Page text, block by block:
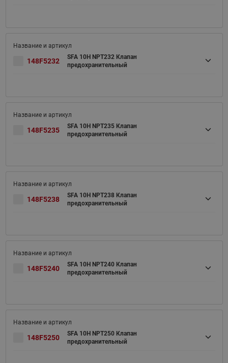
148F5232
SFA 10H NPT232 Клапан
предохранительный
148F5235
SFA 10H NPT235 Клапан
предохранительный
148F5238
SFA 10H NPT238 Клапан
предохранительный
148F5240
SFA 10H NPT240 Клапан
предохранительный
148F5250
SFA 10H NPT250 Клапан
предохранительный